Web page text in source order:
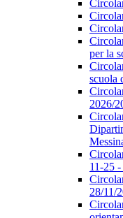
per la
scuola
2026/
11-25
28/11/